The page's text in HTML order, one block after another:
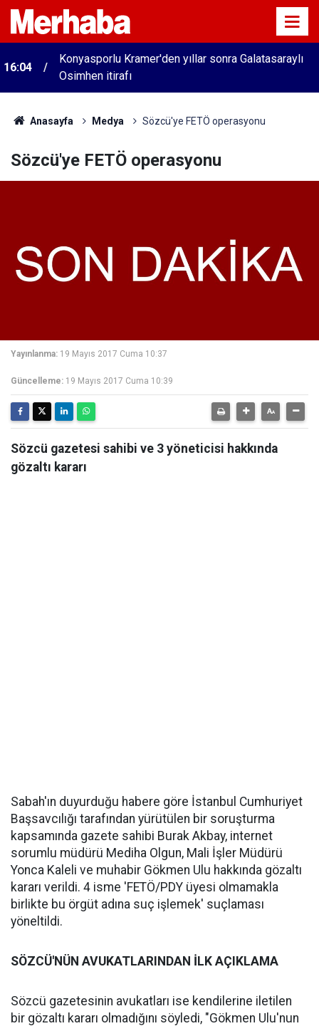
16:04
Konyasporlu Kramer'den yıllar sonra Galatasaraylı
Osimhen itirafı
Anasayfa Medya Sözcü'ye FETÖ operasyonu
Sözcü'ye FETÖ operasyonu
Yayınlanma: 19 Mayıs 2017 Cuma 10:37
Güncelleme: 19 Mayıs 2017 Cuma 10:39
Sözcü gazetesi sahibi ve 3 yöneticisi hakkında
gözaltı kararı
Sabah'ın duyurduğu habere göre İstanbul Cumhuriyet
Başsavcılığı tarafından yürütülen bir soruşturma
kapsamında gazete sahibi Burak Akbay, internet
sorumlu müdürü Mediha Olgun, Mali İşler Müdürü
Yonca Kaleli ve muhabir Gökmen Ulu hakkında gözaltı
kararı verildi. 4 isme 'FETÖ/PDY üyesi olmamakla
birlikte bu örgüt adına suç işlemek' suçlaması
yöneltildi.
SÖZCÜ'NÜN AVUKATLARINDAN İLK AÇIKLAMA
Sözcü gazetesinin avukatları ise kendilerine iletilen
bir gözaltı kararı olmadığını söyledi, "Gökmen Ulu'nun